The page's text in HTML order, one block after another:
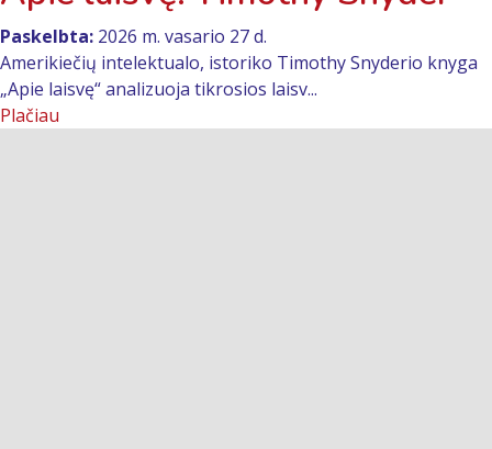
Paskelbta: 2026 m. vasario 27 d.
Amerikiečių intelektualo, istoriko Timothy Snyderio knyga
„Apie laisvę“ analizuoja tikrosios laisv...
Plačiau